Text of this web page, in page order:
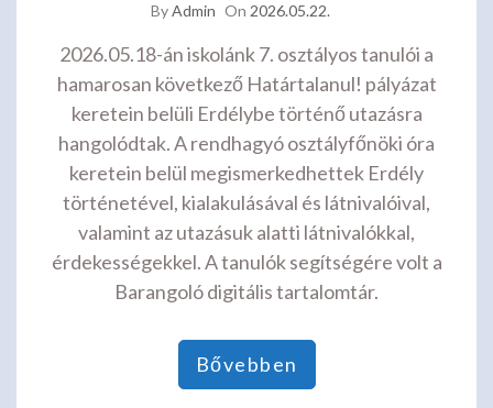
ByAdmin On 2026.05.22.
2026.05.18-án iskolánk 7. osztályos tanulói a
hamarosan következő Határtalanul! pályázat
keretein belüli Erdélybe történő utazásra
hangolódtak. A rendhagyó osztályfőnöki óra
keretein belül megismerkedhettek Erdély
történetével, kialakulásával és látnivalóival,
valamint az utazásuk alatti látnivalókkal,
érdekességekkel. A tanulók segítségére volt a
Barangoló digitális tartalomtár.
Bővebben